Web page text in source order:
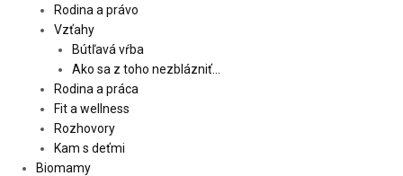
Rodina a právo
Vzťahy
Bútľavá vŕba
Ako sa z toho nezblázniť…
Rodina a práca
Fit a wellness
Rozhovory
Kam s deťmi
Biomamy